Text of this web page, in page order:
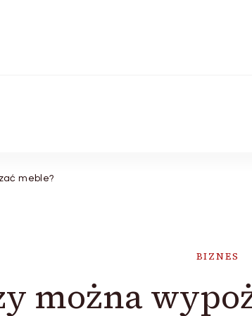
meble?
BIZNES
można